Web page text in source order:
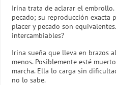
Irina trata de aclarar el
pecado; su reproducción exacta
placer y pecado son
intercambiables?
Irina sueña que lleva en brazos
menos. Posiblemente esté
marcha. Ella lo carga sin
no lo sabe.